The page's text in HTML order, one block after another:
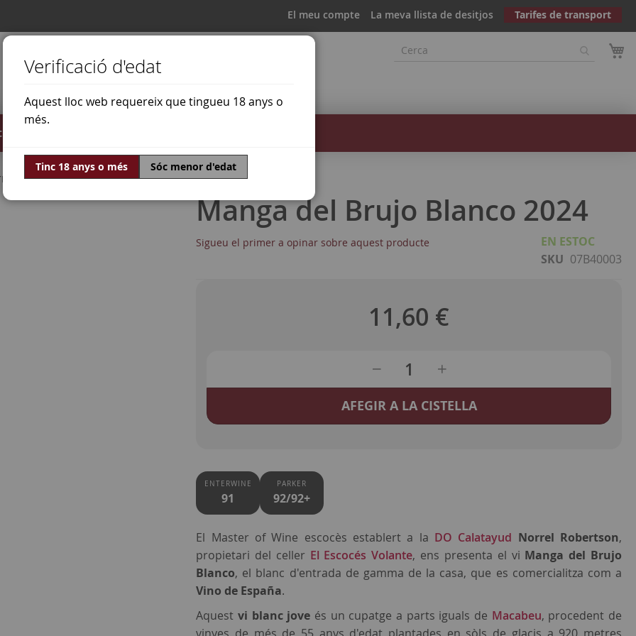
El meu compte La meva llista de desitjos Tarifes de transport
Blanca
Manga del Brujo Blanco 2024
Sigueu el primer a opinar sobre aquest producte
EN ESTOC
SKU 07B40003
11,60 €
AFEGIR A LA CISTELLA
ENTERWINE
91
PARKER
92/92+
El Master of Wine escocès establert a la DO Calatayud Norrel Robertson,
propietari del celler El Escocés Volante, ens presenta el vi Manga del Brujo
Blanco, el blanc d'entrada de gamma de la casa, que es comercialitza com a
Vino de España.
Aquest vi blanc jove és un cupatge a parts iguals de Macabeu, procedent de
Verificació d'edat
Aquest lloc web requereix que tingueu 18 anys o
més.
Tinc 18 anys o més Sóc menor d'edat